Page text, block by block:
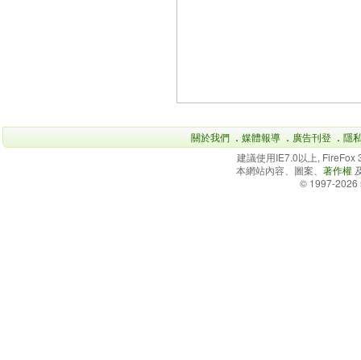
關於我們 ． 媒體報導 ． 廣告刊登 ． 隱
建議使用IE7.0以上,
本網站內容、圖案、 著作權
© 1997-2026